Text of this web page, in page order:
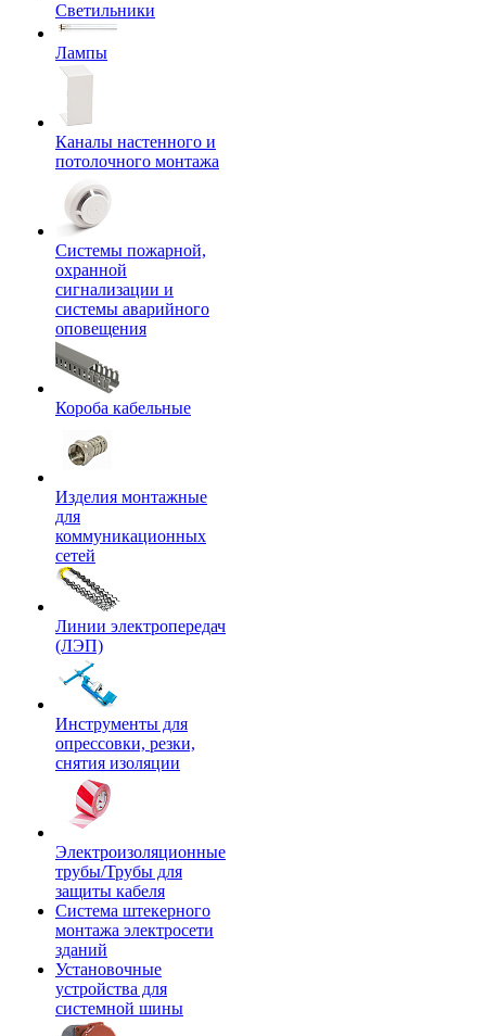
Светильники
Лампы
Каналы настенного и
потолочного монтажа
Системы пожарной,
охранной
сигнализации и
системы аварийного
оповещения
Короба кабельные
Изделия монтажные
для
коммуникационных
сетей
Линии электропередач
(ЛЭП)
Инструменты для
опрессовки, резки,
снятия изоляции
Электроизоляционные
трубы/Трубы для
защиты кабеля
Система штекерного
монтажа электросети
зданий
Установочные
устройства для
системной шины